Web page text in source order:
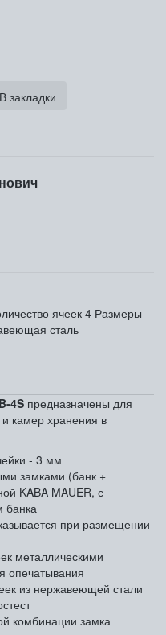
ячеек 4 Размеры
сталь
4S предназначены для
камер хранения в
- 3 мм
замками (банк +
KABA MAUER, с
банка
при размещении
металлическими
опечатывания
из нержавеющей стали
комбинации замка